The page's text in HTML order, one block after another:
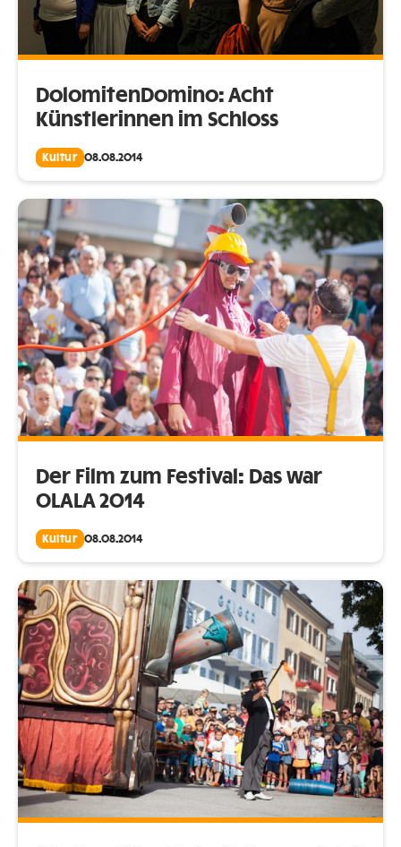
DolomitenDomino: Acht
Künstlerinnen im Schloss
Kultur 08.08.2014
Der Film zum Festival: Das war
OLALA 2014
Kultur 08.08.2014